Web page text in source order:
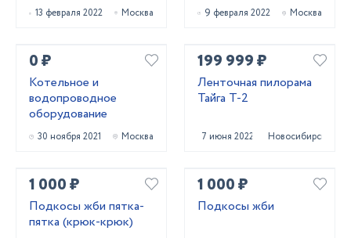
13 февраля 2022 Москва 9 февраля 2022 Москва
0 ₽
Котельное и
водопроводное
оборудование
30 ноября 2021 Москва
199 999 ₽
Ленточная пилорама
Тайга Т-2
7 июня 2022 Новосибирск
1 000 ₽
Подкосы жби пятка-
пятка (крюк-крюк)
1 000 ₽
Подкосы жби